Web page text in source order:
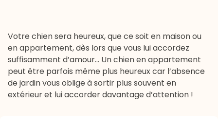
Votre chien sera heureux, que ce soit en maison ou
en appartement, dès lors que vous lui accordez
suffisamment d’amour... Un chien en appartement
peut être parfois même plus heureux car l’absence
de jardin vous oblige à sortir plus souvent en
extérieur et lui accorder davantage d’attention !